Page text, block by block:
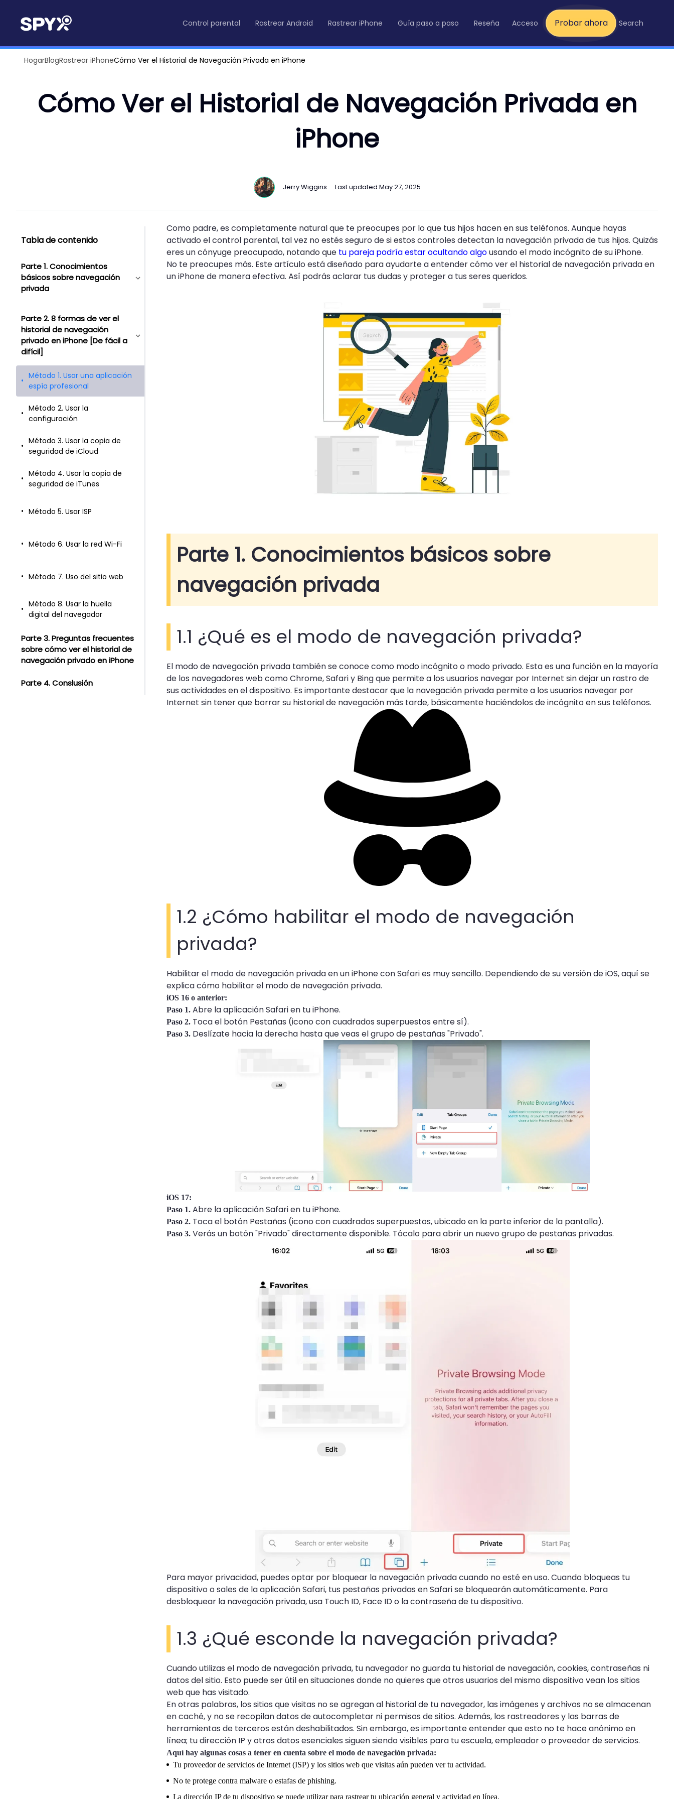
Control parental Rastrear Android Rastrear iPhone Guía paso a paso Reseña Acceso Probar ahora Search
HogarBlogRastrear iPhoneCómo Ver el Historial de Navegación Privada en iPhone
Cómo Ver el Historial de Navegación Privada en
iPhone
Jerry Wiggins Last updated:May 27, 2025
Tabla de contenido
Parte 1. Conocimientos
básicos sobre navegación
privada
Parte 2. 8 formas de ver el
historial de navegación
privado en iPhone [De fácil a
difícil]
Método 1. Usar una aplicación
espía profesional
Método 2. Usar la
configuración
Método 3. Usar la copia de
seguridad de iCloud
Método 4. Usar la copia de
seguridad de iTunes
Método 5. Usar ISP
Método 6. Usar la red Wi-Fi
Método 7. Uso del sitio web
Método 8. Usar la huella
digital del navegador
Parte 3. Preguntas frecuentes
sobre cómo ver el historial de
navegación privado en iPhone
Parte 4. Conslusión
Como padre, es completamente natural que te preocupes por lo que tus hijos hacen en sus teléfonos. Aunque hayas
activado el control parental, tal vez no estés seguro de si estos controles detectan la navegación privada de tus hijos. Quizás
eres un cónyuge preocupado, notando que tu pareja podría estar ocultando algousando el modo incógnito de su iPhone.
No te preocupes más. Este artículo está diseñado para ayudarte a entender cómo ver el historial de navegación privada en
un iPhone de manera efectiva. Así podrás aclarar tus dudas y proteger a tus seres queridos.
Parte 1. Conocimientos básicos sobre
navegación privada
1.1 ¿Qué es el modo de navegación privada?
El modo de navegación privada también se conoce como modo incógnito o modo privado. Esta es una función en la mayoría
de los navegadores web como Chrome, Safari y Bing que permite a los usuarios navegar por Internet sin dejar un rastro de
sus actividades en el dispositivo. Es importante destacar que la navegación privada permite a los usuarios navegar por
Internet sin tener que borrar su historial de navegación más tarde, básicamente haciéndolos de incógnito en sus teléfonos.
1.2 ¿Cómo habilitar el modo de navegación
privada?
Habilitar el modo de navegación privada en un iPhone con Safari es muy sencillo. Dependiendo de su versión de iOS, aquí se
explica cómo habilitar el modo de navegación privada.
iOS 16 o anterior:
Paso 1. Abre la aplicación Safari en tu iPhone.
Paso 2. Toca el botón Pestañas (icono con cuadrados superpuestos entre sí).
Paso 3. Deslízate hacia la derecha hasta que veas el grupo de pestañas "Privado".
iOS 17:
Paso 1. Abre la aplicación Safari en tu iPhone.
Paso 2. Toca el botón Pestañas (icono con cuadrados superpuestos, ubicado en la parte inferior de la pantalla).
Paso 3. Verás un botón "Privado" directamente disponible. Tócalo para abrir un nuevo grupo de pestañas privadas.
Para mayor privacidad, puedes optar por bloquear la navegación privada cuando no esté en uso. Cuando bloqueas tu
dispositivo o sales de la aplicación Safari, tus pestañas privadas en Safari se bloquearán automáticamente. Para
desbloquear la navegación privada, usa Touch ID, Face ID o la contraseña de tu dispositivo.
1.3 ¿Qué esconde la navegación privada?
Cuando utilizas el modo de navegación privada, tu navegador no guarda tu historial de navegación, cookies, contraseñas ni
datos del sitio. Esto puede ser útil en situaciones donde no quieres que otros usuarios del mismo dispositivo vean los sitios
web que has visitado.
En otras palabras, los sitios que visitas no se agregan al historial de tu navegador, las imágenes y archivos no se almacenan
en caché, y no se recopilan datos de autocompletar ni permisos de sitios. Además, los rastreadores y las barras de
herramientas de terceros están deshabilitados. Sin embargo, es importante entender que esto no te hace anónimo en
línea; tu dirección IP y otros datos esenciales siguen siendo visibles para tu escuela, empleador o proveedor de servicios.
Aquí hay algunas cosas a tener en cuenta sobre el modo de navegación privada:
Tu proveedor de servicios de Internet (ISP) y los sitios web que visitas aún pueden ver tu actividad.
No te protege contra malware o estafas de phishing.
La dirección IP de tu dispositivo se puede utilizar para rastrear tu ubicación general y actividad en línea.